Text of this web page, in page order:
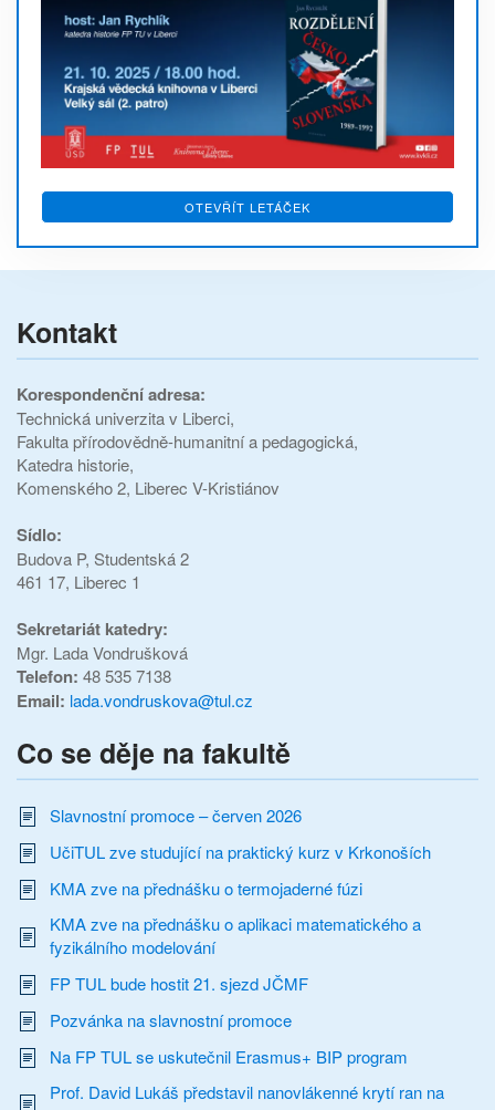
OTEVŘÍT LETÁČEK
Kontakt
Korespondenční adresa:
Technická univerzita v Liberci,
Fakulta přírodovědně-humanitní a pedagogická,
Katedra historie,
Komenského 2, Liberec V-Kristiánov
Sídlo:
Budova P, Studentská 2
461 17, Liberec 1
Sekretariát katedry:
Mgr. Lada Vondrušková
Telefon: 48 535 7138
Email: lada.vondruskova@tul.cz
Co se děje na fakultě
Slavnostní promoce – červen 2026
UčiTUL zve studující na praktický kurz v Krkonoších
KMA zve na přednášku o termojaderné fúzi
KMA zve na přednášku o aplikaci matematického a
fyzikálního modelování
FP TUL bude hostit 21. sjezd JČMF
Pozvánka na slavnostní promoce
Na FP TUL se uskutečnil Erasmus+ BIP program
Prof. David Lukáš představil nanovlákenné krytí ran na